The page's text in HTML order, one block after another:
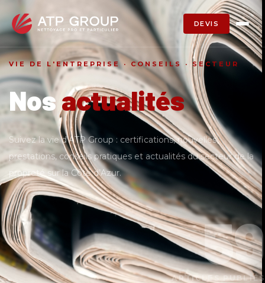
DEVIS
VIE DE L'ENTREPRISE · CONSEILS · SECTEUR
Nosactualités
Suivez la vie d’ATP Group : certifications, nouvelles
prestations, conseils pratiques et actualités du secteur de la
propreté sur la Côte d’Azur.
59
ARTICLES PUBLIÉS